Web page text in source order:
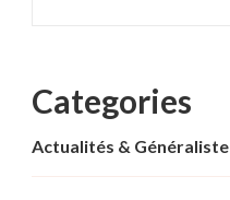
Categories
Actualités & Généraliste